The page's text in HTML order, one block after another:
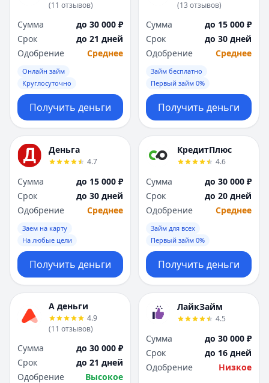
(11 отзывов)
Сумма
до 30 000 ₽
Срок
до 21 дней
Одобрение
Среднее
Онлайн займ
Круглосуточно
Получить деньги
(13 отзывов)
Сумма
до 15 000 ₽
Срок
до 30 дней
Одобрение
Среднее
Займ бесплатно
Первый займ 0%
Получить деньги
Деньга
4.7
Сумма
до 15 000 ₽
Срок
до 30 дней
Одобрение
Среднее
Заем на карту
На любые цели
Получить деньги
КредитПлюс
4.6
Сумма
до 30 000 ₽
Срок
до 20 дней
Одобрение
Среднее
Займ для всех
Первый займ 0%
Получить деньги
А деньги
4.9
(11 отзывов)
Сумма
до 30 000 ₽
Срок
до 21 дней
Одобрение
Высокое
ЛайкЗайм
4.5
Сумма
до 30 000 ₽
Срок
до 16 дней
Одобрение
Низкое